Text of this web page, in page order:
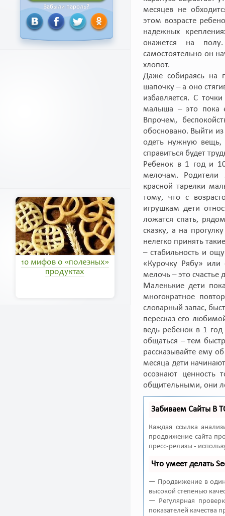
Забыли пароль?
10 мифов о «полезных»
продуктах
месяцев не
этом возрасте
надежных
окажется на полу.
самостоятельно он
хлопот.
Даже собираясь на
шапочку – а оно
избавляется. С
малыша – это пока
Впрочем,
обосновано. Выйти из
одеть нужную вещь,
справиться будет
Ребенок в 1 год и
мелочам. Родители
красной тарелки
тому, что с
игрушкам дети
ложатся спать,
сказку, а на
нелегко принять
– стабильность и
«Курочку Рябу» или
мелочь – это счастье
Маленькие дети
многократное
словарный запас,
пересказ его
ведь ребенок в 1
общаться – тем
рассказывайте ему
месяца дети
осознают ценность
общительными, они
Забиваем Сайты В
Каждая ссылка
продвижение сайта
пресс-релизы -
Что умеет делать
— Продвижение в один
высокой степенью
— Регулярная
показателей качества